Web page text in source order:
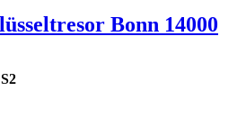
Bonn 14000